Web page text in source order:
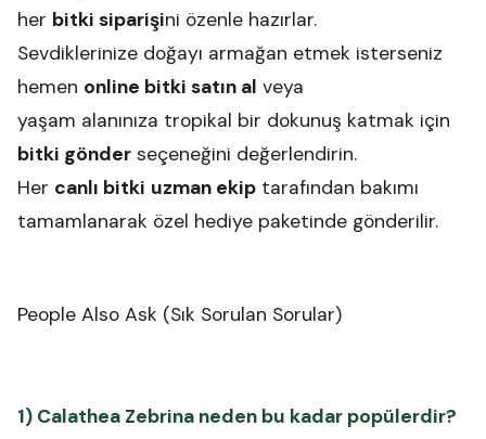
her bitki siparişini özenle hazırlar.
Sevdiklerinize doğayı armağan etmek isterseniz
hemen online bitki satın al veya
yaşam alanınıza tropikal bir dokunuş katmak için
bitki gönder seçeneğini değerlendirin.
Her canlı bitki uzman ekip tarafından bakımı
tamamlanarak özel hediye paketinde gönderilir.
People Also Ask (Sık Sorulan Sorular)
1) Calathea Zebrina neden bu kadar popülerdir?